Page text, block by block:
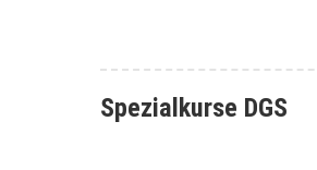
Spezialkurse DGS